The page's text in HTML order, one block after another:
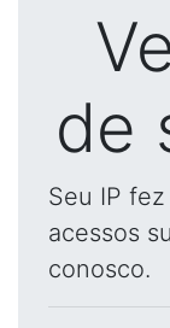
de
Seu IP
acessos
conosco.